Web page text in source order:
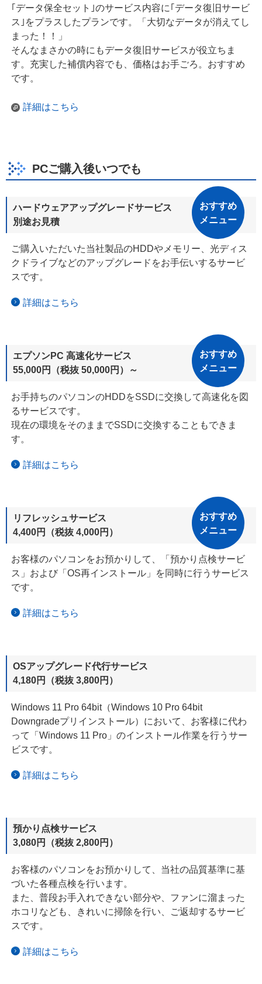
｢データ保全セット｣のサービス内容に｢データ復旧サービ
ス｣をプラスしたプランです。「大切なデータが消えてし
まった！！」
そんなまさかの時にもデータ復旧サービスが役立ちま
す。充実した補償内容でも、価格はお手ごろ。おすすめ
です。
詳細はこちら
PCご購入後いつでも
ハードウェアアップグレードサービス
別途お見積
おすすめ
メニュー
ご購入いただいた当社製品のHDDやメモリー、光ディス
クドライブなどのアップグレードをお手伝いするサービ
スです。
詳細はこちら
エプソンPC 高速化サービス
55,000円（税抜 50,000円）
おすすめ
メニュー
～
お手持ちのパソコンのHDDをSSDに交換して高速化を図
るサービスです。
現在の環境をそのままでSSDに交換することもできま
す。
詳細はこちら
リフレッシュサービス
4,400円（税抜 4,000円）
おすすめ
メニュー
お客様のパソコンをお預かりして、「預かり点検サービ
ス」および「OS再インストール」を同時に行うサービス
です。
詳細はこちら
OSアップグレード代行サービス
4,180円（税抜 3,800円）
Windows 11 Pro 64bit（Windows 10 Pro 64bit
Downgradeプリインストール）において、お客様に代わ
って 「Windows 11 Pro」のインストール作業を行うサー
ビスです。
詳細はこちら
預かり点検サービス
3,080円（税抜 2,800円）
お客様のパソコンをお預かりして、当社の品質基準に基
づいた各種点検を行います。
また、普段お手入れできない部分や、ファンに溜まった
ホコリなども、
きれいに掃除を行い、ご返却するサービ
スです。
詳細はこちら